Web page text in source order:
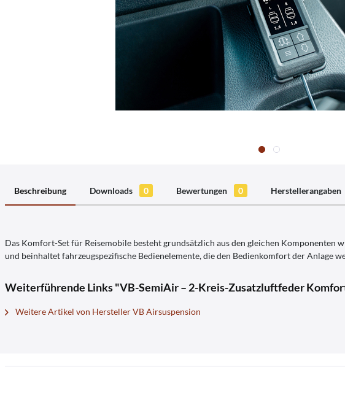
Beschreibung Downloads 0 Bewertungen 0 Herstellerangaben
Das Komfort-Set für Reisemobile besteht grundsätzlich aus den gleichen Komponenten
und beinhaltet fahrzeugspezifische Bedienelemente, die den Bedienkomfort der Anlage
Weiterführende Links "VB-SemiAir – 2-Kreis-Zusatzluftfeder
Weitere Artikel von Hersteller VB Airsuspension